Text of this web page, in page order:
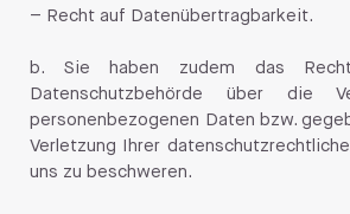
– Recht auf Datenübertragbarkeit.
b. Sie haben zudem das
Datenschutzbehörde über die
personenbezogenen Daten bzw.
Verletzung Ihrer
uns zu beschweren.